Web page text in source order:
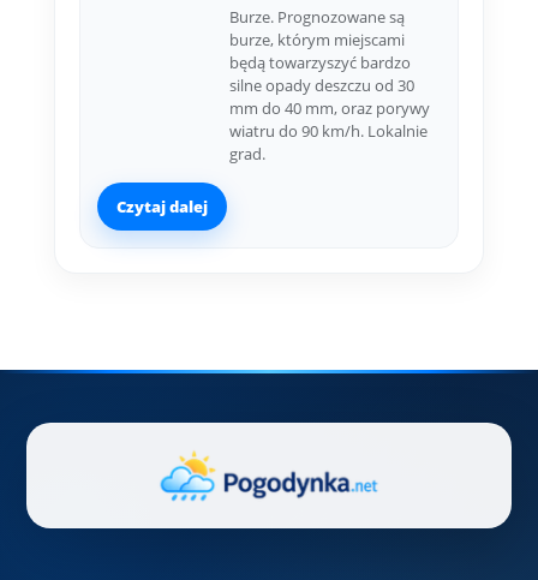
Burze. Prognozowane są
burze, którym miejscami
będą towarzyszyć bardzo
silne opady deszczu od 30
mm do 40 mm, oraz porywy
wiatru do 90 km/h. Lokalnie
grad.
Czytaj dalej